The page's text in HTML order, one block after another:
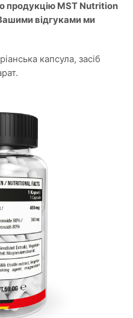
продукцію MST Nutrition
Вашими відгуками ми
капсула, засіб